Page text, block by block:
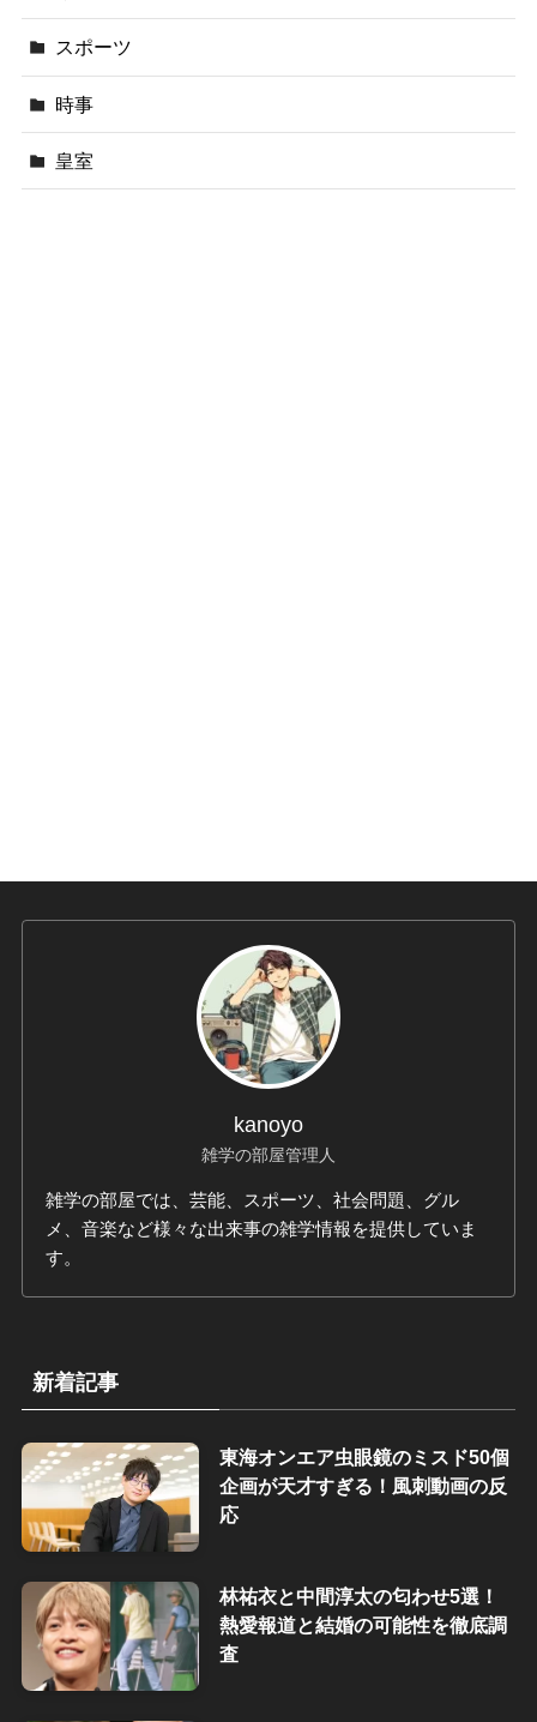
スポーツ
時事
皇室
kanoyo
雑学の部屋管理人
雑学の部屋では、芸能、スポーツ、社会問題、グル
メ、音楽など様々な出来事の雑学情報を提供していま
す。
新着記事
東海オンエア虫眼鏡のミスド50個
企画が天才すぎる！風刺動画の反
応
林祐衣と中間淳太の匂わせ5選！
熱愛報道と結婚の可能性を徹底調
査